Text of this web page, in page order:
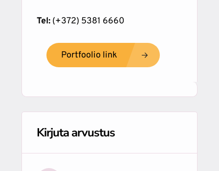
Tel: (+372) 5381 6660
Portfoolio link
Kirjuta arvustus